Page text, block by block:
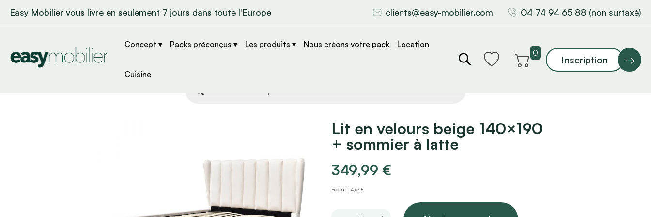
Easy Mobilier vous livre en seulement 7 jours dans toute l'Europe clients@easy-mobilier.com 04 74 94 65 88 (non surtaxé)
0
Inscription
Concept ▾ Packs préconçus ▾ Les produits ▾ Nous créons votre pack Location
Cuisine
de
Lit en velours beige 140×190
+ sommier à latte
349,99 €
Ecopart: 4,67 €